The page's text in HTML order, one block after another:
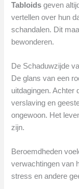
Tabloids geven
vertellen over hun
schandalen. Dit
bewonderen.
De Schaduwzijde
De glans van een
uitdagingen. Achter
verslaving en
ongewoon. Het
zijn.
Beroemdheden
verwachtingen van
stress en andere